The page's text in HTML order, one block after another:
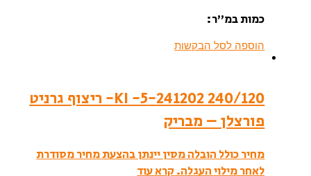
כמות במ”ר:
הוספה לסל הבקשות
240/120 241202-KI -5- ריצוף גרניט
פורצלן – מבריק
מחיר כולל הובלה מסין יינתן בהצעת מחיר מסודרת
לאחר מילוי העגלה.קרא עוד